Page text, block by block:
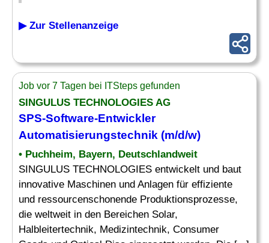
▶ Zur Stellenanzeige
Job vor 7 Tagen bei ITSteps gefunden
SINGULUS TECHNOLOGIES AG
SPS-Software-Entwickler
Automatisierungstechnik (m/d/w)
• Puchheim, Bayern, Deutschlandweit
SINGULUS TECHNOLOGIES entwickelt und baut
innovative Maschinen und Anlagen für effiziente
und ressourcenschonende Produktionsprozesse,
die weltweit in den Bereichen Solar,
Halbleitertechnik, Medizintechnik, Consumer